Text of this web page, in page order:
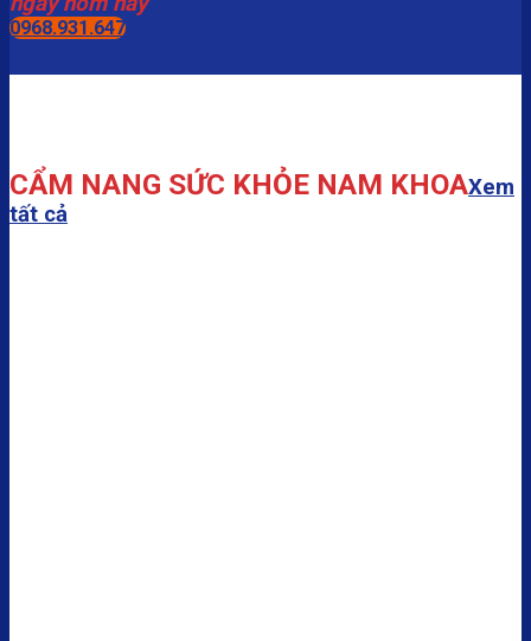
0968.931.647
CẨM NANG SỨC KHỎE NAM KHOAXem
tất cả